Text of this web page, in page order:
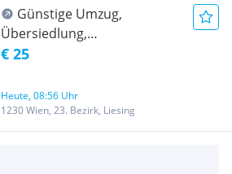
Günstige Umzug,
Übersiedlung,
Möbeltransport,
Transport, Flügel Transport,
Tresor Transport, Lastentaxi
20m3
€ 25
Heute, 08:56 Uhr
1230 Wien, 23. Bezirk, Liesing